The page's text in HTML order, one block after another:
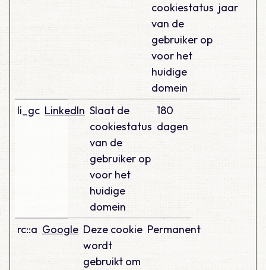
cookiestatus
van de
gebruiker op
voor het
huidige
domein
jaar
li_gc LinkedIn Slaat de
cookiestatus
van de
gebruiker op
voor het
huidige
domein
180
dagen
rc::a Google Deze cookie
wordt
gebruikt om
Permanent